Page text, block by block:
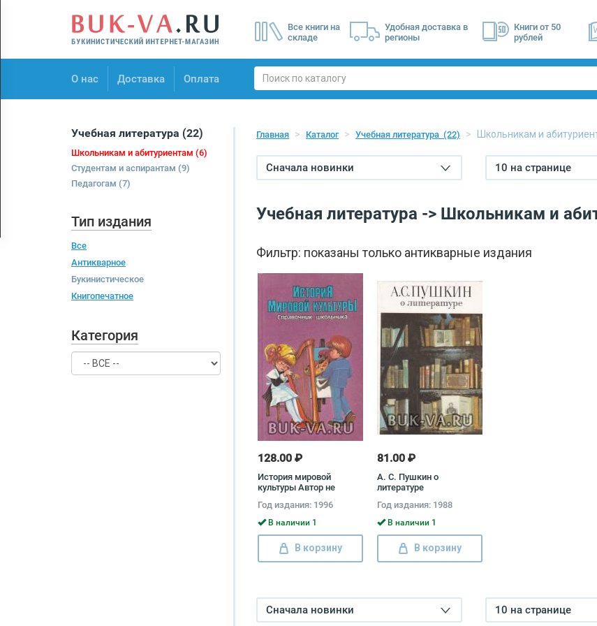
Все книги на
складе
Удобная доставка в
регионы
Книги от 50
рублей
О нас Доставка Оплата
О нас
Учебная литература (22)
Школьникам и абитуриентам (6)
Студентам и аспирантам (9)
Педагогам (7)
Тип издания
Все
Антикварное
Букинистическое
Книгопечатное
Категория
Главная Каталог Учебная литература (22) Школьникам и
Сначала новинки 10 на странице
Учебная литература -> Школьникам и
Фильтр: показаны только антикварные издания
128.00 ₽
История мировой
культуры Автор не
Год издания: 1996
В наличии 1
В корзину
81.00 ₽
А. С. Пушкин о
литературе
Год издания: 1988
В наличии 1
В корзину
Сначала новинки 10 на странице